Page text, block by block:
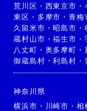
荒川区 ・ 西東京市 ・
東区 ・ 多摩市 ・青梅
久留米市 ・昭島市 ・
蔵村山市 ・福生市 ・
八丈町 ・ 奥多摩町 ・
御蔵島村 ・利島村 ・
神奈川県
横浜市 ・ 川崎市 ・ 相